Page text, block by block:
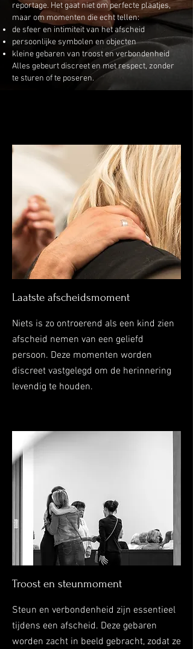
reportage. Het gaat niet om perfecte plaatjes,
maar om momenten die echt tellen:
de sfeer en intimiteit van het afscheid
persoonlijke symbolen en objecten
kleine gebaren van troost en verbondenheid
Alles gebeurt discreet en met respect, zonder
te sturen of te poseren.
Laatste afscheidsmoment
Niets is zo ontroerend als een kind zien
afscheid nemen van een geliefd
persoon. Deze momenten worden
discreet vastgelegd om de herinnering
levendig te houden.
Troost en steunmoment
Steun en verbondenheid zijn essentieel
tijdens een afscheid. Deze gebaren
worden zacht in beeld gebracht, zodat ze